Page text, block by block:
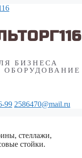
БИЗНЕСА
ОБОРУДОВАНИЕ
99 2586470@mail.ru
стеллажи,
стойки.